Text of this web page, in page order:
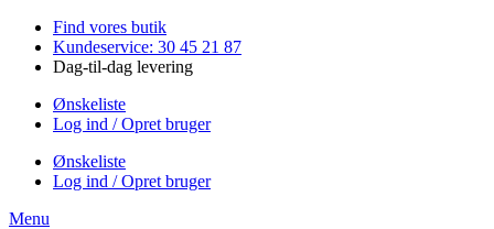
Videre
indhold
Find vores butik
Kundeservice: 30 45 21 87
Dag-til-dag levering
Ønskeliste
Log ind / Opret bruger
Ønskeliste
Log ind / Opret bruger
Menu